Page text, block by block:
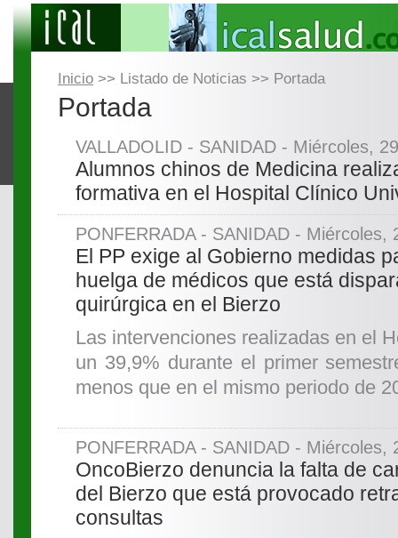
Inicio >> Listado de Noticias >> Portada
Portada
VALLADOLID - SANIDAD - Miércoles,
Alumnos chinos de Medicina
formativa en el Hospital Clínico
PONFERRADA - SANIDAD - Miércoles,
El PP exige al Gobierno medidas
huelga de médicos que está
quirúrgica en el Bierzo
Las intervenciones realizadas en el
un 39,9% durante el primer
menos que en el mismo periodo de
PONFERRADA - SANIDAD - Miércoles,
OncoBierzo denuncia la falta de
del Bierzo que está provocado
consultas